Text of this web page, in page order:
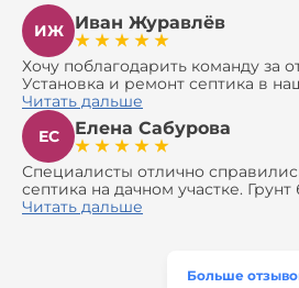
ИЖ Иван Журавлёв
Хочу поблагодарить команду за
Установка и ремонт септика в
оказались сложной задачей, но
все 100%. Всё сделали аккуратно
Давали полезные рекомендации,
навязать ничего лишнего,
доставкой материалов, что
сэкономить. Выполнили монтаж
оборудования, заменили трубы,
эту компанию всем, кто ищет
Читать дальше
ЕС
Елена Сабурова
Специалисты отлично
септика на дачном участке.
сделали быстро и аккуратно.
Читать дальше
Больше